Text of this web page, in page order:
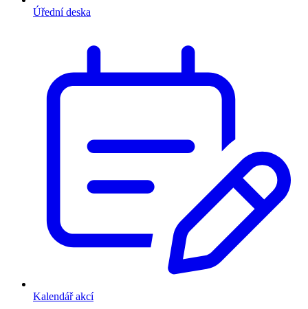
Úřední deska
Kalendář akcí